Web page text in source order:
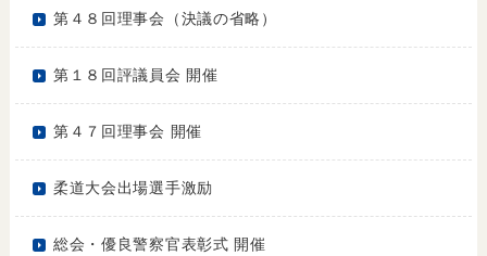
第４８回理事会（決議の省略）
第１８回評議員会 開催
第４７回理事会 開催
柔道大会出場選手激励
総会・優良警察官表彰式 開催